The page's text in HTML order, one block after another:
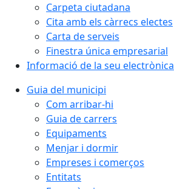
Carpeta ciutadana
Cita amb els càrrecs electes
Carta de serveis
Finestra única empresarial
Informació de la seu electrònica
Guia del municipi
Com arribar-hi
Guia de carrers
Equipaments
Menjar i dormir
Empreses i comerços
Entitats